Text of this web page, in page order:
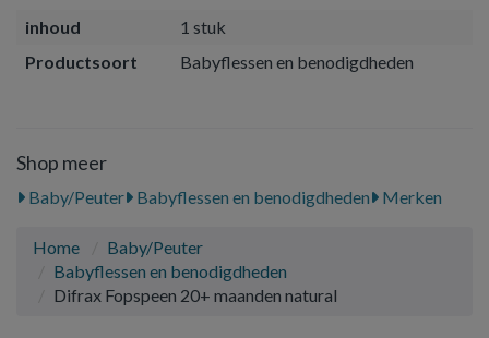
inhoud
1 stuk
Productsoort
Babyflessen en benodigdheden
Shop meer
Baby/Peuter Babyflessen en benodigdheden Merken
Home
Baby/Peuter
Babyflessen en benodigdheden
Difrax Fopspeen 20+ maanden natural